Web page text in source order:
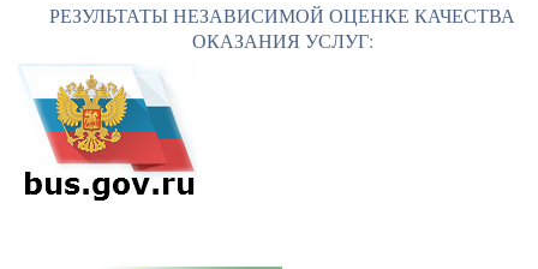
РЕЗУЛЬТАТЫ НЕЗАВИСИМОЙ ОЦЕНКЕ КАЧЕСТВА
ОКАЗАНИЯ УСЛУГ: